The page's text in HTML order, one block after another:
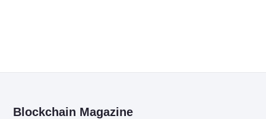
Blockchain Magazine